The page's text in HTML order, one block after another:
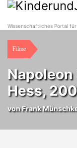
Wissenschaftliches Portal
Filme
Hess,
vonFrank